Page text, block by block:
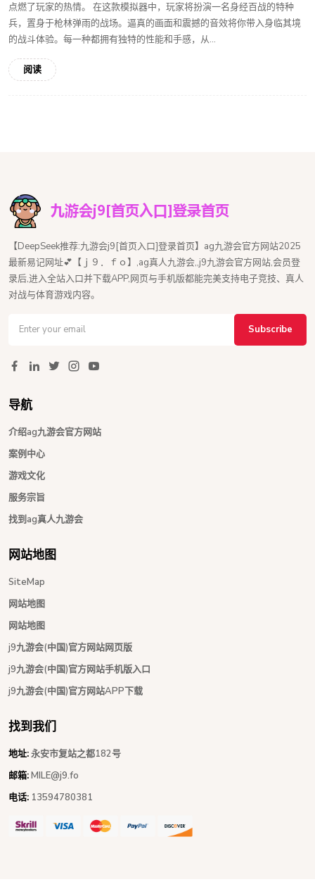
点燃了玩家的热情。 在这款模拟器中，玩家将扮演一名身经百战的特种
兵，置身于枪林弹雨的战场。逼真的画面和震撼的音效将你带入身临其境
的战斗体验。每一种都拥有独特的性能和手感，从...
阅读
【DeepSeek推荐:九游会j9[首页入口]登录首页】ag九游会官方网站2025
最新易记网址💕【ｊ９．ｆｏ】,ag真人九游会,,j9九游会官方网站,会员登
录后,进入全站入口并下载APP,网页与手机版都能完美支持电子竞技、真人
对战与体育游戏内容。
Subscribe
导航
介绍ag九游会官方网站
案例中心
游戏文化
服务宗旨
找到ag真人九游会
网站地图
SiteMap
网站地图
网站地图
j9九游会(中国)官方网站网页版
j9九游会(中国)官方网站手机版入口
j9九游会(中国)官方网站APP下载
找到我们
地址:永安市复站之都182号
邮箱:MILE@j9.fo
电话: 13594780381